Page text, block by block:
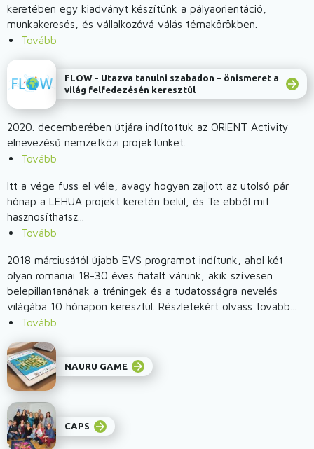
keretében egy kiadványt készítünk a pályaorientáció,
munkakeresés, és vállalkozóvá válás témakörökben.
Tovább
Komáromban)
FLOW - Utazva tanulni szabadon – önismeret a
világ felfedezésén keresztül
arrow_forward
2020. decemberében útjára indítottuk az ORIENT Activity
elnevezésű nemzetközi projektünket.
Tovább
-
Pályaorientációs
cseréje
a
szakképzésben)
Itt a vége fuss el véle, avagy hogyan zajlott az utolsó pár
hónap a LEHUA projekt keretén belül, és Te ebből mit
hasznosíthatsz...
Tovább
LEHUA
projektünk,
így
elmúlt
egy
2018 márciusától újabb EVS programot indítunk, ahol két
olyan romániai 18-30 éves fiatalt várunk, akik szívesen
belepillantanának a tréningek és a tudatosságra nevelés
világába 10 hónapon keresztül. Részletekért olvass tovább...
Tovább
NAURU GAME arrow_forward
CAPS arrow_forward